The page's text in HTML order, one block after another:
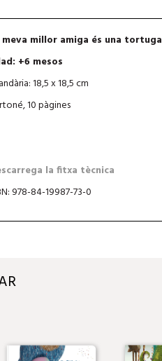
meva millor amiga és una tortuga
+6 mesos
18,5 x 18,5 cm
10 pàgines
la fitxa tècnica
978-84-19987-73-0